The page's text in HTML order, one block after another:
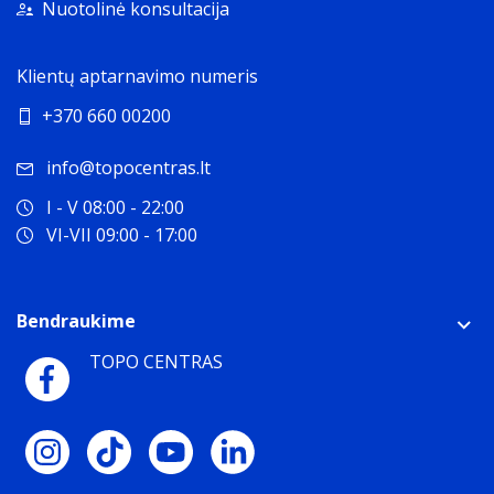
Nuotolinė konsultacija
Klientų aptarnavimo numeris
+370 660 00200
info@topocentras.lt
I - V 08:00 - 22:00
VI-VII 09:00 - 17:00
Bendraukime
TOPO CENTRAS